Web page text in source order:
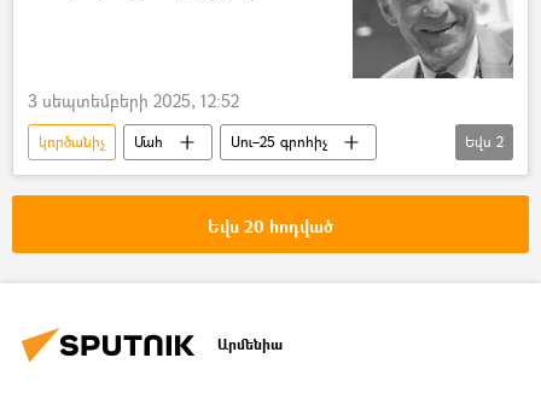
3 սեպտեմբերի 2025, 12:52
կործանիչ Մահ
Սու–25 գրոհիչ
Յուրի Իվաշեչկին
Կոնստրուկտոր
Եվս 2
Եվս 20 հոդված
Արմենիա